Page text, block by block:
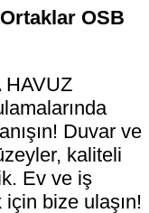
OSB
HAVUZ
Duvar ve
kaliteli
Ev ve iş
bize ulaşın!